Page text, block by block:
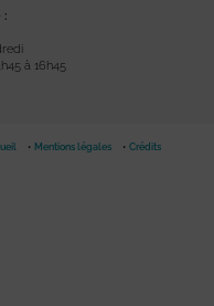
:
à 16h45
Mentions légales Crédits